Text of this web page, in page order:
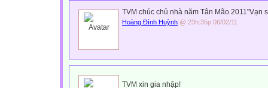
TVM chúc chủ nhà năm Tân Mão 2011"Vạn
Hoàng Đình Huỳnh @ 23h:35p 06/02/11
TVM xin gia nhập!